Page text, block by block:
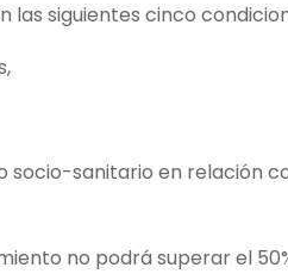
siguientes cinco
socio-sanitario en relación
no podrá superar el